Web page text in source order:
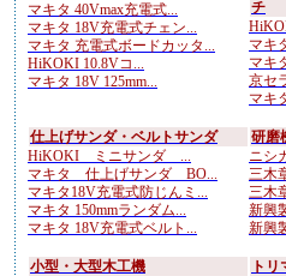
マキタ 40Vmax充電式...
マキタ 18V充電式チェン...
マキタ 充電式ボードカッタ...
HiKOKI 10.8Vコ...
マキタ 18V 125mm...
チ
マキ
マキ
京セ
マキ
仕上げサンダ・ベルトサンダ
HiKOKI ミニサンダ ...
マキタ 仕上げサンダ BO...
マキタ18V充電式防じんミ...
マキタ 150mmランダム...
マキタ 18V充電式ベルト...
研磨
ニシ
三木
三木
新興
新興
小型・大型木工機
ト